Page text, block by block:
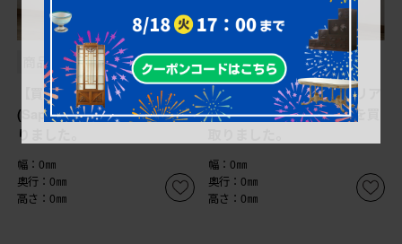
商品番号 B-065460
【買取】サポリティイタリア
(Saporiti Italia) 椅子を買取
りました。
幅：0㎜
奥行：0㎜
高さ：0㎜
商品番号 B-065459
【買取】サポリティイタリア
(Saporiti Italia) チェアを買
幅：0㎜
奥行：0㎜
高さ：0㎜